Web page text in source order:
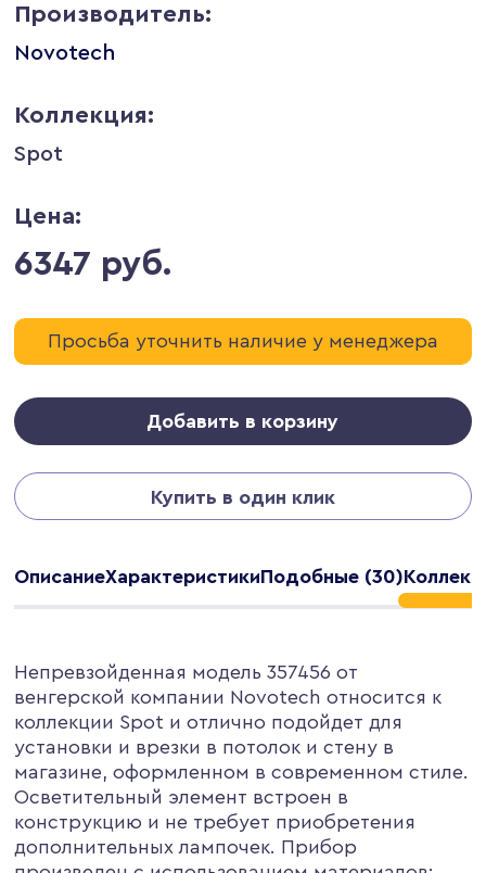
Производитель:
Novotech
Коллекция:
Spot
Цена:
6347 руб.
Просьба уточнить наличие у менеджера
Добавить в корзину
Купить в один клик
ОписаниеХарактеристикиПодобные (30)
Непревзойденная модель 357456 от
венгерской компании Novotech относится к
коллекции Spot и отлично подойдет для
установки и врезки в потолок и стену в
магазине, оформленном в современном стиле.
Осветительный элемент встроен в
конструкцию и не требует приобретения
дополнительных лампочек. Прибор